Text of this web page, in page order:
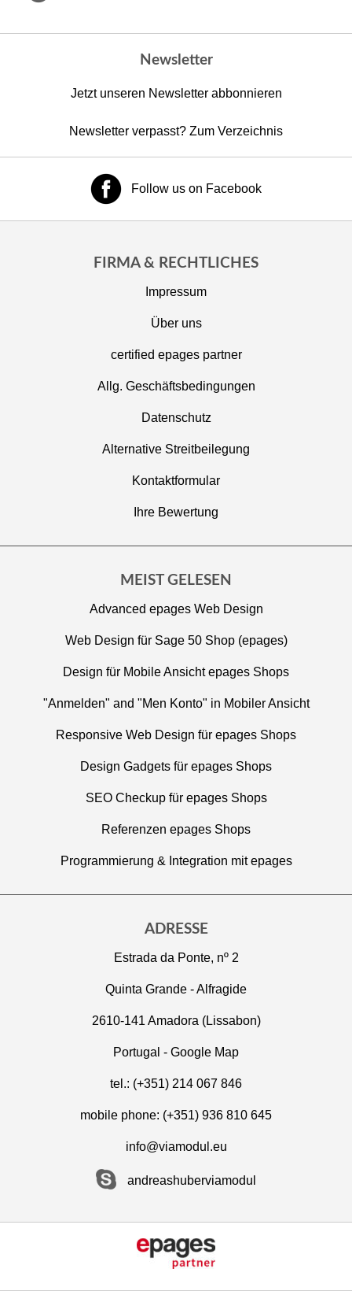
Newsletter
Jetzt unseren Newsletter abbonnieren
Newsletter verpasst? Zum Verzeichnis
Follow us on Facebook
FIRMA & RECHTLICHES
Impressum
Über uns
certified epages partner
Allg. Geschäftsbedingungen
Datenschutz
Alternative Streitbeilegung
Kontaktformular
Ihre Bewertung
MEIST GELESEN
Advanced epages Web Design
Web Design für Sage 50 Shop (epages)
Design für Mobile Ansicht epages Shops
"Anmelden" and "Men Konto" in Mobiler Ansicht
Responsive Web Design für epages Shops
Design Gadgets für epages Shops
SEO Checkup für epages Shops
Referenzen epages Shops
Programmierung & Integration mit epages
ADRESSE
Estrada da Ponte, nº 2
Quinta Grande - Alfragide
2610-141 Amadora (Lissabon)
Portugal - Google Map
tel.: (+351) 214 067 846
mobile phone: (+351) 936 810 645
info@viamodul.eu
andreashuberviamodul